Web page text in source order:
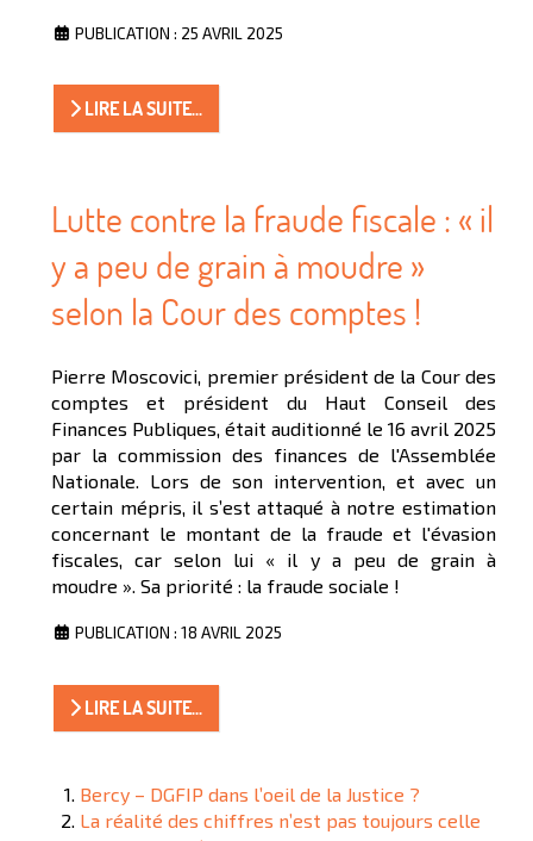
PUBLICATION : 25 AVRIL 2025
LIRE LA SUITE...
Lutte contre la fraude fiscale : « il
y a peu de grain à moudre »
selon la Cour des comptes !
Pierre Moscovici, premier président de la Cour des
comptes et président du Haut Conseil des
Finances Publiques, était auditionné le 16 avril 2025
par la commission des finances de l'Assemblée
Nationale. Lors de son intervention, et avec un
certain mépris, il s’est attaqué à notre estimation
concernant le montant de la fraude et l'évasion
fiscales, car selon lui « il y a peu de grain à
moudre ». Sa priorité : la fraude sociale !
PUBLICATION : 18 AVRIL 2025
LIRE LA SUITE...
Bercy – DGFIP dans l’oeil de la Justice ?
La réalité des chiffres n’est pas toujours celle